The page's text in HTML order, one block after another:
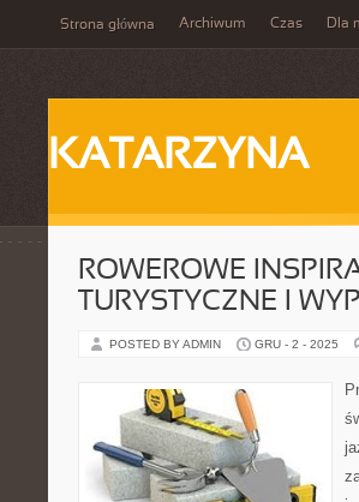
Strona główna Archiwum Czas Dla
KATARZYNA
ROWEROWE
TURYSTYCZNE I
POSTED BY ADMIN GRU - 2 - 2025